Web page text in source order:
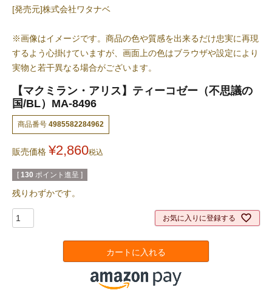
[発売元]株式会社ワタナベ
※画像はイメージです。商品の色や質感を出来るだけ忠実に再現
するよう心掛けていますが、画面上の色はブラウザや設定により
実物と若干異なる場合がございます。
【マクミラン・アリス】ティーコゼー（不思議の
国/BL）MA-8496
商品番号 4985582284962
販売価格 ¥2,860税込
[ 130 ポイント進呈 ]
残りわずかです。
お気に入りに登録する
カートに入れる